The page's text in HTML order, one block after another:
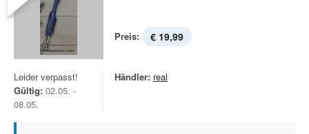
Preis: € 19,99
Leider verpasst!
Gültig: 02.05. -
08.05.
Händler: real